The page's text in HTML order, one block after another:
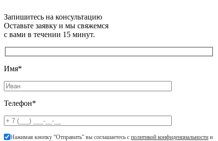
Запишитесь на консультацию
Оставьте заявку и мы свяжемся
с вами в течении 15 минут.
Имя*
Телефон*
Нажимая кнопку “Отправить” вы соглашаетесь с политикой конфиденциальности и